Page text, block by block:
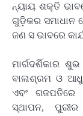
ନ୍ୟାୟ ଶକ୍ତି
ଗୁଡ଼ିକର ସମାଧାନ
ଜଣ ସ ଭାବରେ
ମାର୍ଗଦର୍ଶିକାର
ବାଳାଶ୍ରମ ଓ
ଏବଂ
ସ୍ଥାପନ,